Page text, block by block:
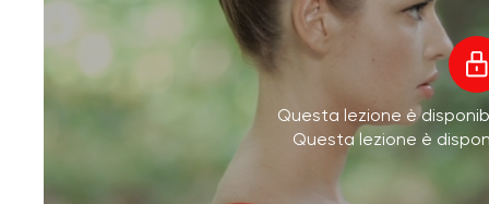
Questa lezione è
Questa lezione è